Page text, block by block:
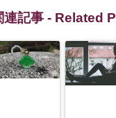
記事 - Related